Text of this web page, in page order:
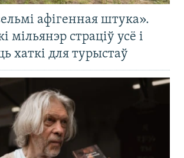
афігенная штука».
мільянэр страціў усё і
хаткі для турыстаў